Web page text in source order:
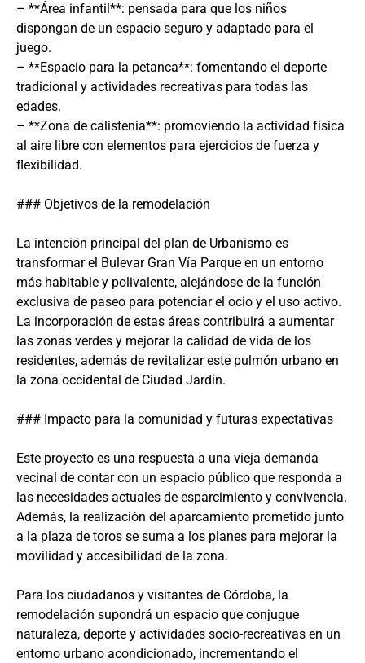
– **Área infantil**: pensada para que los niños
dispongan de un espacio seguro y adaptado para el
juego.
– **Espacio para la petanca**: fomentando el deporte
tradicional y actividades recreativas para todas las
edades.
– **Zona de calistenia**: promoviendo la actividad física
al aire libre con elementos para ejercicios de fuerza y
flexibilidad.
### Objetivos de la remodelación
La intención principal del plan de Urbanismo es
transformar el Bulevar Gran Vía Parque en un entorno
más habitable y polivalente, alejándose de la función
exclusiva de paseo para potenciar el ocio y el uso activo.
La incorporación de estas áreas contribuirá a aumentar
las zonas verdes y mejorar la calidad de vida de los
residentes, además de revitalizar este pulmón urbano en
la zona occidental de Ciudad Jardín.
### Impacto para la comunidad y futuras expectativas
Este proyecto es una respuesta a una vieja demanda
vecinal de contar con un espacio público que responda a
las necesidades actuales de esparcimiento y convivencia.
Además, la realización del aparcamiento prometido junto
a la plaza de toros se suma a los planes para mejorar la
movilidad y accesibilidad de la zona.
Para los ciudadanos y visitantes de Córdoba, la
remodelación supondrá un espacio que conjugue
naturaleza, deporte y actividades socio-recreativas en un
entorno urbano acondicionado, incrementando el